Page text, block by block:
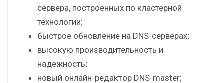
сервера, построенных по кластерной
технологии;
быстрое обновление на DNS-серверах;
высокую производительность и
надежность;
новый онлайн-редактор DNS-master;